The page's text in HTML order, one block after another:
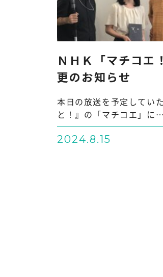
ＮＨＫ「マチコエ
更のお知らせ
本日の放送を予定してい
と！』の「マチコエ」
2024.8.15